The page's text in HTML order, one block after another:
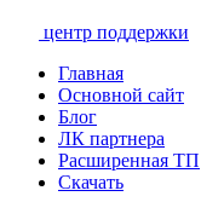
центр поддержки
Главная
Основной сайт
Блог
ЛК партнера
Расширенная ТП
Скачать